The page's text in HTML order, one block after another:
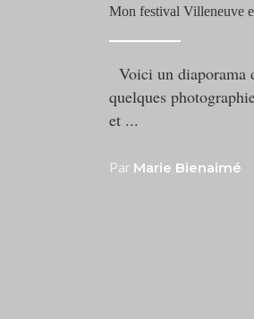
Mon festival Villeneuve
Voici un diaporama
quelques
et
Par Marie Bienaimé